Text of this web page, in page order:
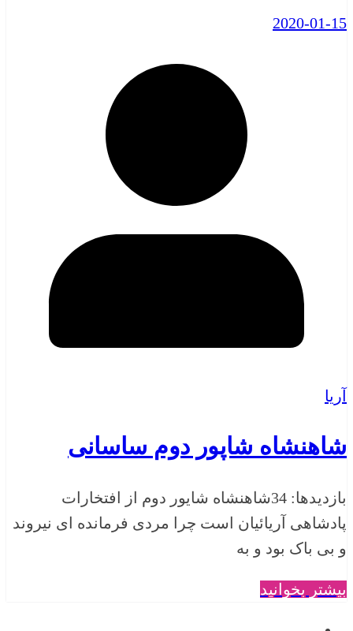
2020-01-15
آریا
شاهنشاه شاپور دوم ساسانی
بازدیدها: 34شاهنشاه شایور دوم از افتخارات
پادشاهی آریائیان است چرا مردی فرمانده ای نیروند
و بی باک بود و به
بیشتر بخوانید